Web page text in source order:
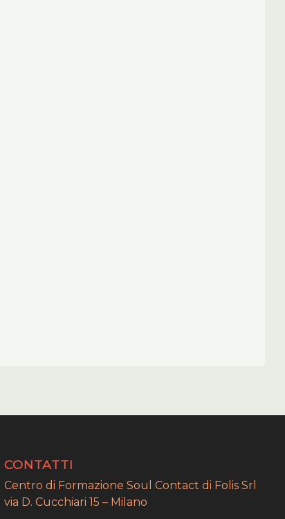
CONTATTI
Centro di Formazione Soul Contact di Folis Srl
via D. Cucchiari 15 – Milano